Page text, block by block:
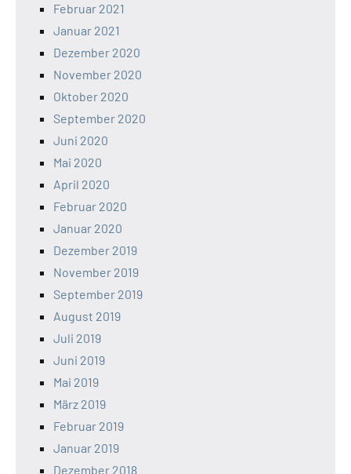
Februar 2021
Januar 2021
Dezember 2020
November 2020
Oktober 2020
September 2020
Juni 2020
Mai 2020
April 2020
Februar 2020
Januar 2020
Dezember 2019
November 2019
September 2019
August 2019
Juli 2019
Juni 2019
Mai 2019
März 2019
Februar 2019
Januar 2019
Dezember 2018